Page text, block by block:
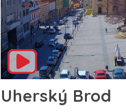
Uherský Brod